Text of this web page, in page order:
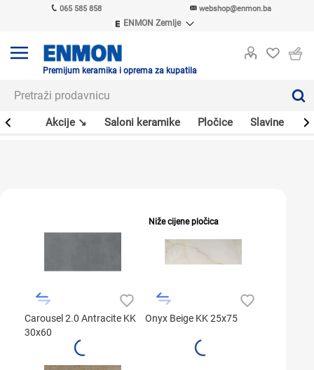
065 585 858 webshop@enmon.ba
ENMON Zemlje
ENMON MKD
Premijum keramika i oprema za kupatila
Akcije ↘ Saloni keramike Pločice Slavine
Carousel 2.0 Antracite KK
30x60
Niže cijene pločica
Onyx Beige KK 25x75